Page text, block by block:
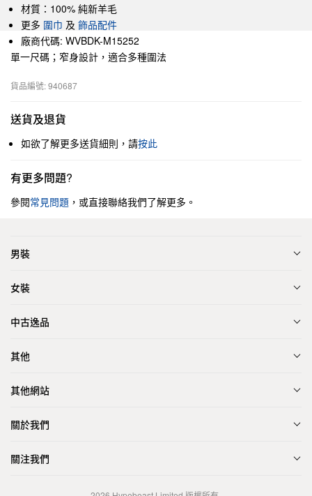
材質：100% 純新羊毛
更多 圍巾 及 飾品配件
廠商代碼: WVBDK-M15252
單一尺碼；窄身設計，適合多種圍法
貨品編號: 940687
送貨及退貨
如欲了解更多送貨細則，請按此
有更多問題?
參閱常見問題 ，或直接聯絡我們了解更多。
男裝
女裝
中古逸品
其他
其他網站
關於我們
關注我們